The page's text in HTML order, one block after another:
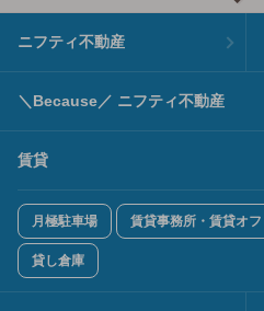
ニフティ不動産
＼Because／ ニフティ不動産
賃貸
月極駐車場 賃貸事務所・賃貸オフ
貸し倉庫